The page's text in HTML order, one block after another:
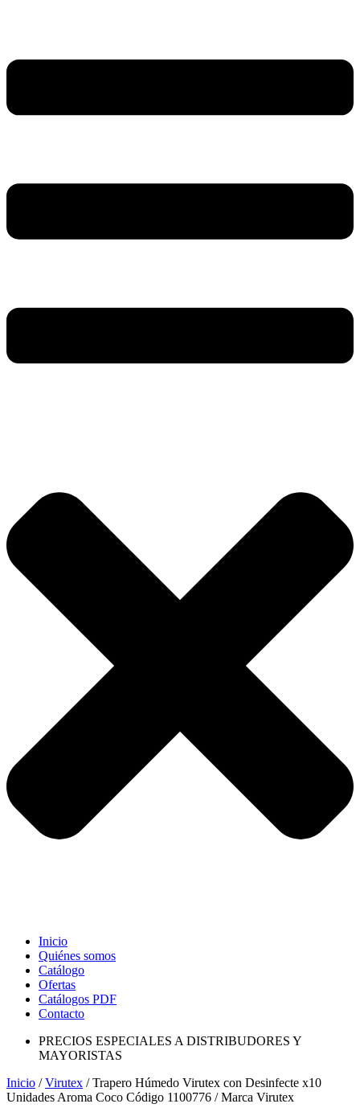
Inicio
Quiénes somos
Catálogo
Ofertas
Catálogos PDF
Contacto
PRECIOS ESPECIALES A DISTRIBUDORES Y
MAYORISTAS
Inicio /Virutex / Trapero Húmedo Virutex con Desinfecte x10
Unidades Aroma Coco Código 1100776 / Marca Virutex